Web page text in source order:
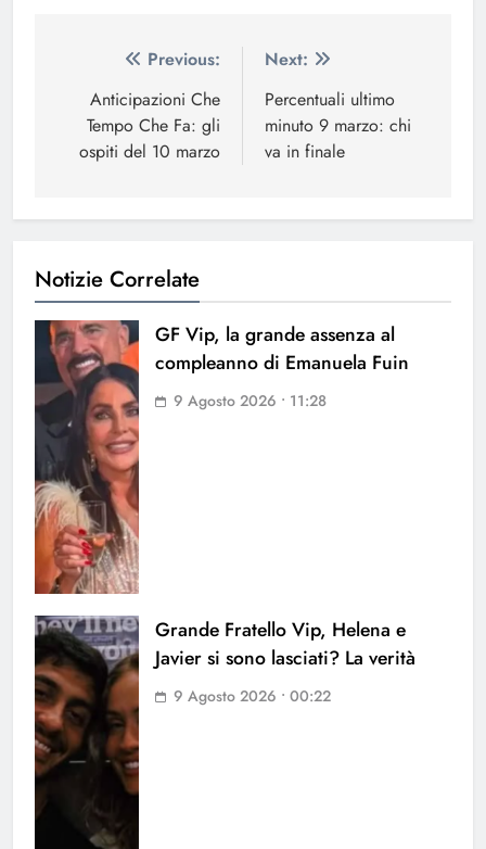
Navigazione
articoli
Previous:
Anticipazioni Che
Tempo Che Fa: gli
ospiti del 10 marzo
Next:
Percentuali ultimo
minuto 9 marzo: chi
va in finale
Notizie Correlate
GF Vip, la grande assenza al
compleanno di Emanuela Fuin
9 Agosto 2026 • 11:28
Grande Fratello Vip, Helena e
Javier si sono lasciati? La verità
9 Agosto 2026 • 00:22